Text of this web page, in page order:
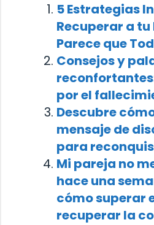
5 Estrategias
Recuperar a tu
Parece que
Consejos y
por el
Descubre
mensaje de
para
Mi pareja no
hace una
cómo superar
recuperar la